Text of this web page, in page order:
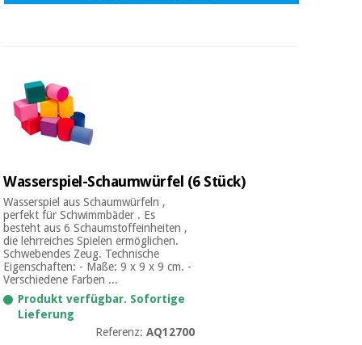
Wasserspiel-Schaumwürfel (6 Stück)
Wasserspiel aus Schaumwürfeln ,
perfekt für Schwimmbäder . Es
besteht aus 6 Schaumstoffeinheiten ,
die lehrreiches Spielen ermöglichen.
Schwebendes Zeug. Technische
Eigenschaften: - Maße: 9 x 9 x 9 cm. -
Verschiedene Farben ...
Produkt verfügbar. Sofortige
Lieferung
Referenz:AQ12700